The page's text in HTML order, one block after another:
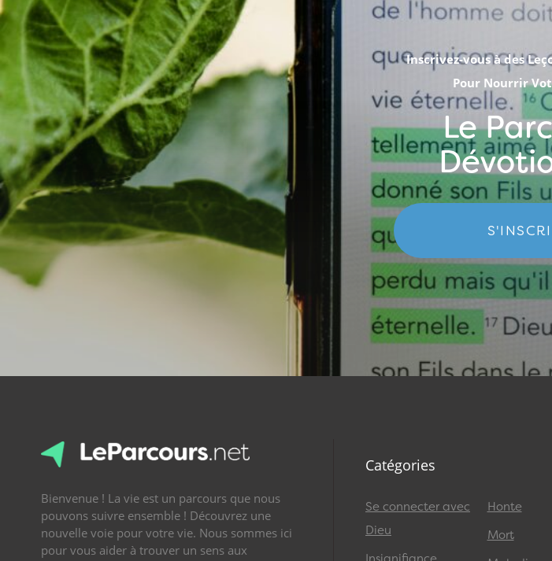
Inscrivez-vous à des
Pour Nourrir
Le
Bienvenue ! La vie est un parcours que nous
pouvons suivre ensemble ! Découvrez une
nouvelle voie pour votre vie. Nous sommes ici
pour vous aider à trouver un sens aux
Catégories
Se connecter avec
Dieu
Honte
Mort